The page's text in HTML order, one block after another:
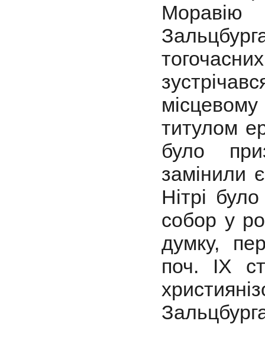
Моравію
титулом
було
замінили
Нітрі
собор у
думку,
поч. ІХ